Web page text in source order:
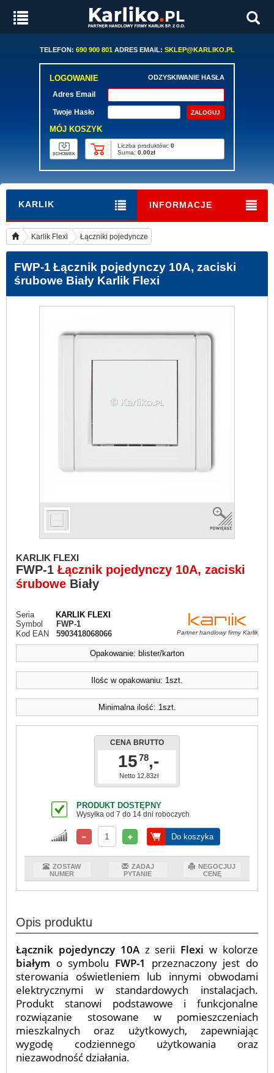
TELEFON: 690 900 801ADRES EMAIL: SKLEP@KARLIKO.PL
LOGOWANIE ODZYSKIWANIE HASŁA
Adres Email
Twoje Hasło
MÓJ KOSZYK
SCHOWEK
Liczba produktów: 0
Suma: 0.00zł
KARLIK INFORMACJE
Karlik Flexi Łączniki pojedyncze
FWP-1 Łącznik pojedynczy 10A, zaciski
śrubowe Biały Karlik Flexi
KARLIK FLEXI
FWP-1 Łącznik pojedynczy 10A, zaciski
śrubowe Biały
Seria
KARLIK FLEXI
Symbol
FWP-1
Kod EAN
5903418068066 Partner handlowy firmy Karlik
Opakowanie: blister/karton
Ilośc w opakowaniu: 1szt.
Minimalna ilość: 1szt.
CENA BRUTTO
1578,-
Netto 12.83zł
PRODUKT DOSTĘPNY
Wysyłka od 7 do 14 dni roboczych
Do koszyka
ZOSTAW
NUMER
ZADAJ
PYTANIE
NEGOCJUJ
CENĘ
Opis produktu
Łącznik pojedynczy 10Az serii Flexi w kolorze
białym o symbolu FWP-1
przeznaczony jest do
sterowania oświetleniem lub innymi obwodami
elektrycznymi w standardowych instalacjach.
Produkt stanowi podstawowe i funkcjonalne
rozwiązanie stosowane w pomieszczeniach
mieszkalnych oraz użytkowych, zapewniając
wygodę codziennego użytkowania oraz
niezawodność działania.